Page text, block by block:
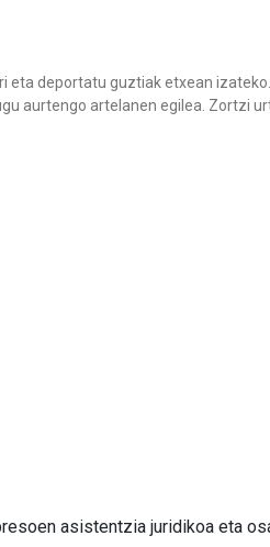
eta deportatu guztiak etxean
aurtengo artelanen egilea. Zortzi
asistentzia juridikoa eta